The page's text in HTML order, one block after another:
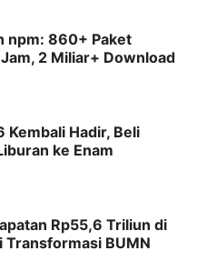
npm: 860+ Paket
2 Miliar+ Download
Kembali Hadir, Beli
ke Enam
Rp55,6 Triliun di
BUMN